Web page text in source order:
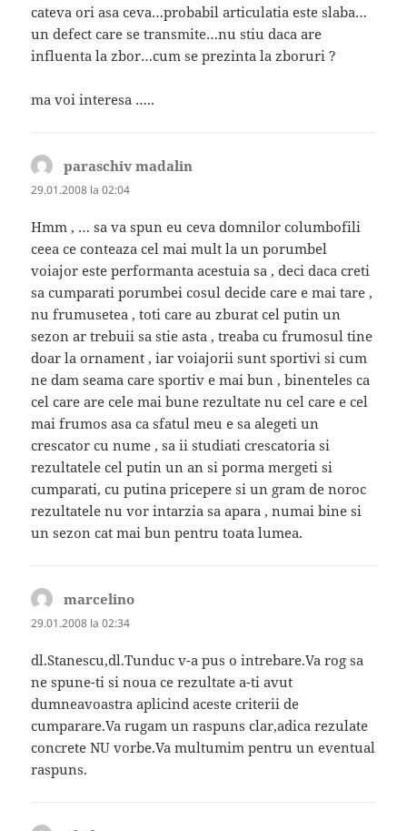
cateva ori asa ceva…probabil articulatia este slaba…
un defect care se transmite…nu stiu daca are
influenta la zbor…cum se prezinta la zboruri ?
ma voi interesa …..
paraschiv madalin
29.01.2008 la 02:04
Hmm , … sa va spun eu ceva domnilor columbofili
ceea ce conteaza cel mai mult la un porumbel
voiajor este performanta acestuia sa , deci daca creti
sa cumparati porumbei cosul decide care e mai tare ,
nu frumusetea , toti care au zburat cel putin un
sezon ar trebuii sa stie asta , treaba cu frumosul tine
doar la ornament , iar voiajorii sunt sportivi si cum
ne dam seama care sportiv e mai bun , binenteles ca
cel care are cele mai bune rezultate nu cel care e cel
mai frumos asa ca sfatul meu e sa alegeti un
crescator cu nume , sa ii studiati crescatoria si
rezultatele cel putin un an si porma mergeti si
cumparati, cu putina pricepere si un gram de noroc
rezultatele nu vor intarzia sa apara , numai bine si
un sezon cat mai bun pentru toata lumea.
marcelino
29.01.2008 la 02:34
dl.Stanescu,dl.Tunduc v-a pus o intrebare.Va rog sa
ne spune-ti si noua ce rezultate a-ti avut
dumneavoastra aplicind aceste criterii de
cumparare.Va rugam un raspuns clar,adica rezulate
concrete NU vorbe.Va multumim pentru un eventual
raspuns.